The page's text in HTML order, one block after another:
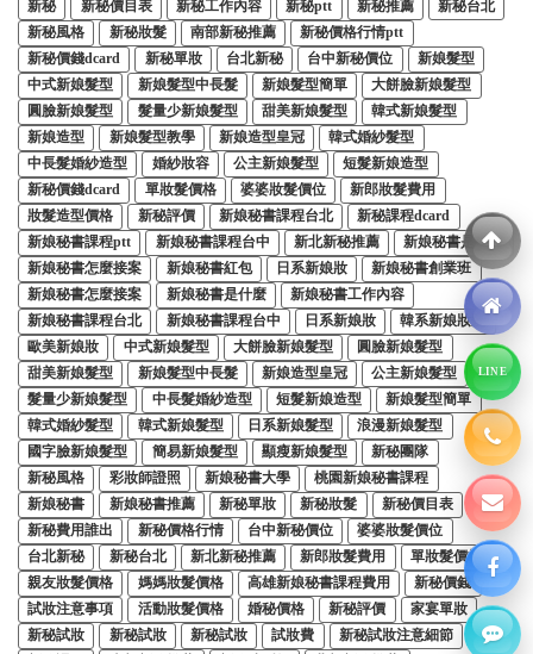
新秘
新秘價目表 新秘工作內容 新秘ptt 新秘推薦
新秘台北
新秘風格
新秘妝髮 南部新秘推薦
新秘價格行情ptt
新秘價錢dcard
新秘單妝 台北新秘 台中新秘價位
新娘髮型
中式新娘髮型
新娘髮型中長髮 新娘髮型簡單
大餅臉新娘髮型
圓臉新娘髮型
髮量少新娘髮型 甜美新娘髮型
韓式新娘髮型
新娘造型
新娘髮型教學 新娘造型皇冠
韓式婚紗髮型
中長髮婚紗造型
婚紗妝容 公主新娘髮型
短髮新娘造型
新秘價錢dcard
單妝髮價格 婆婆妝髮價位
新郎妝髮費用
妝髮造型價格
新秘評價 新娘秘書課程台北
新秘課程dcard
新娘秘書課程ptt
新娘秘書課程台中 新北新秘推薦
新娘秘書是什麼
新娘秘書怎麼接案
新娘秘書紅包 日系新娘妝
新娘秘書創業班
新娘秘書怎麼接案
新娘秘書是什麼
新娘秘書工作內容
新娘秘書課程台北
新娘秘書課程台中 日系新娘妝
韓系新娘妝髮
歐美新娘妝
中式新娘髮型 大餅臉新娘髮型
圓臉新娘髮型
甜美新娘髮型
新娘髮型中長髮 新娘造型皇冠
公主新娘髮型
髮量少新娘髮型
中長髮婚紗造型 短髮新娘造型
新娘髮型簡單
韓式婚紗髮型
韓式新娘髮型 日系新娘髮型
浪漫新娘髮型
國字臉新娘髮型
簡易新娘髮型 顯瘦新娘髮型
新秘團隊
新秘風格
彩妝師證照 新娘秘書大學
桃園新娘秘書課程
新娘秘書
新娘秘書推薦 新秘單妝 新秘妝髮
新秘價目表
新秘費用誰出
新秘價格行情 台中新秘價位
婆婆妝髮價位
台北新秘
新秘台北 新北新秘推薦 新郎妝髮費用
單妝髮價格
親友妝髮價格
媽媽妝髮價格 高雄新娘秘書課程費用
新秘價錢
試妝注意事項
活動妝髮價格 婚秘價格 新秘評價
家宴單妝
新秘試妝
新秘試妝 新秘試妝 試妝費
新秘試妝注意細節
LINE